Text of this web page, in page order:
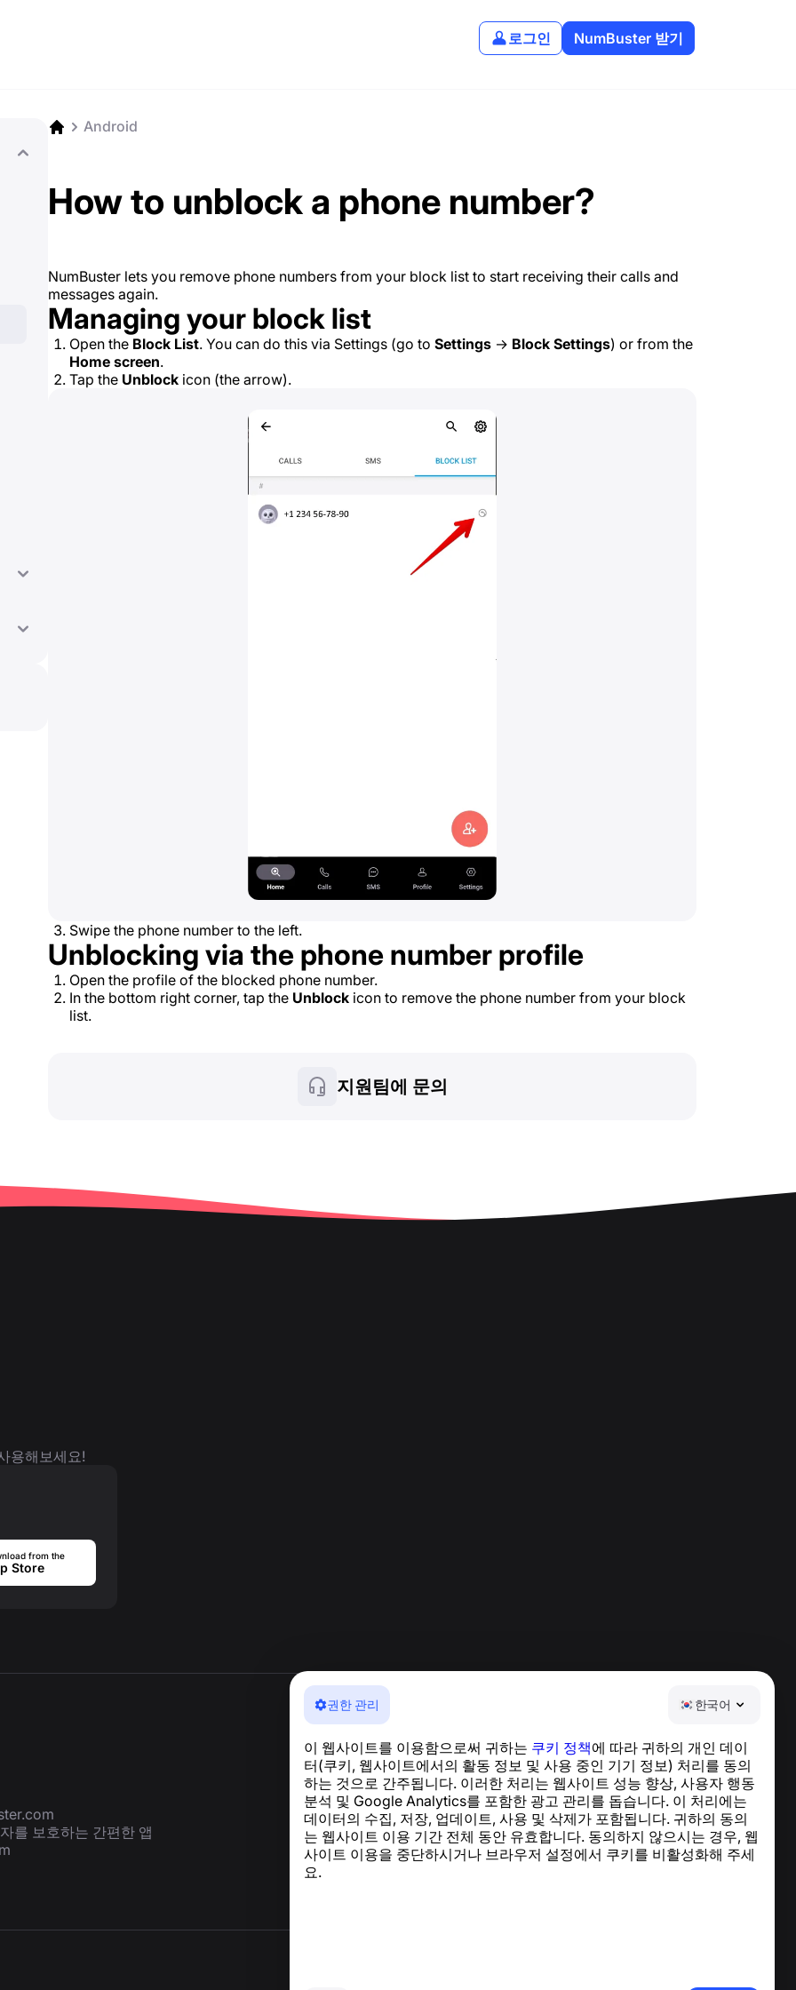
로그인 NumBuster 받기
권한 관리 한국어
이 웹사이트를 이용함으로써 귀하는 쿠키 정책에 따라 귀하의 개인 데이
터(쿠키, 웹사이트에서의 활동 정보 및 사용 중인 기기 정보) 처리를 동의
하는 것으로 간주됩니다. 이러한 처리는 웹사이트 성능 향상, 사용자 행동
분석 및 Google Analytics를 포함한 광고 관리를 돕습니다. 이 처리에는
데이터의 수집, 저장, 업데이트, 사용 및 삭제가 포함됩니다. 귀하의 동의
는 웹사이트 이용 기간 전체 동안 유효합니다. 동의하지 않으시는 경우, 웹
사이트 이용을 중단하시거나 브라우저 설정에서 쿠키를 비활성화해 주세
요.
Android
How to unblock a phone number?
NumBuster lets you remove phone numbers from your block list to start receiving their calls and
messages again.
Managing your block list
Open the Block List. You can do this via Settings (go to Settings → Block Settings) or from the
Home screen.
Tap the Unblock icon (the arrow).
Swipe the phone number to the left.
Unblocking via the phone number profile
Open the profile of the blocked phone number.
In the bottom right corner, tap the Unblock icon to remove the phone number from your block
list.
지원팀에 문의
용해보세요!
from the
Store
를 보호하는 간편한 앱
도움말 센터
뉴스 및 기사
프로젝트 소개
연락처